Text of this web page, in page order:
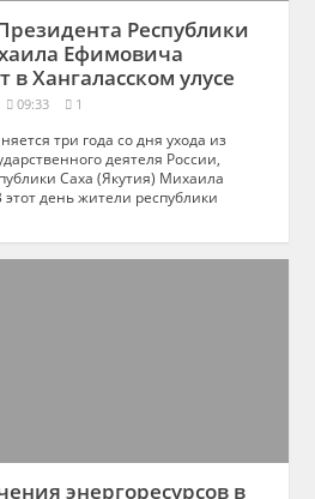
Республики
Ефимовича
в Хангаласском улусе
09:33 1
три года со дня ухода из
деятеля России,
Саха (Якутия) Михаила
день жители республики
энергоресурсов в